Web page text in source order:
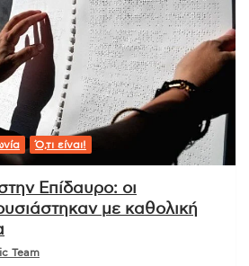
Ό,τι είναι!
Επίδαυρο: οι
με καθολική
Team